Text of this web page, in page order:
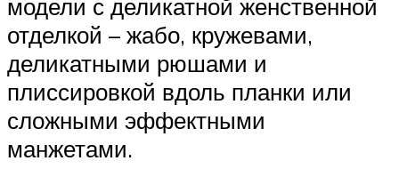
модели с деликатной женственной
отделкой – жабо, кружевами,
деликатными рюшами и
плиссировкой вдоль планки или
сложными эффектными
манжетами.